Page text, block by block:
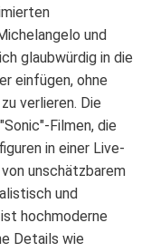
und
glaubwürdig in die
einfügen, ohne
verlieren. Die
Filmen, die
in einer Live-
unschätzbarem
und
hochmoderne
Details wie